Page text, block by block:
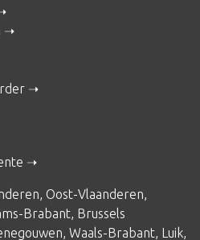
, Oost-Vlaanderen,
Brabant, Brussels
, Waals-Brabant, Luik,